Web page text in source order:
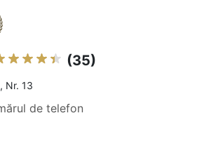
(35)
Nr. 13
de telefon